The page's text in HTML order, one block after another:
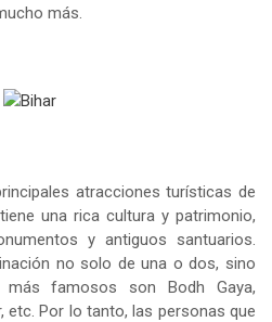
más.
atracciones turísticas de
una rica cultura y patrimonio,
y antiguos santuarios.
no solo de una o dos, sino
famosos son Bodh Gaya,
etc. Por lo tanto, las personas que